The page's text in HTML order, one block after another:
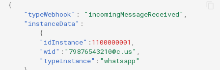
{
"typeWebhook" : "incomingMessageReceived" ,
"instanceData" :
{
"idInstance" : 1100000001 ,
"wid" : "79876543210@c.us" ,
"typeInstance" : "whatsapp"